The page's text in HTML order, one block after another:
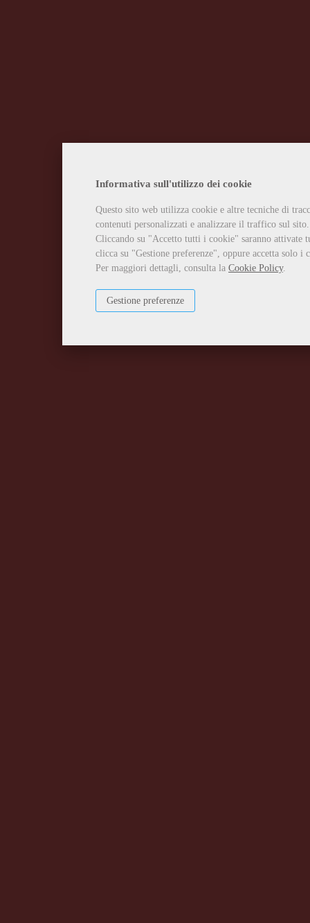
Informativa sull'utilizzo dei cookie
Questo sito web utilizza cookie e altre tecniche di
contenuti personalizzati e analizzare il traffico sul sito.
Cliccando su "Accetto tutti i cookie" saranno attivate
clicca su "Gestione preferenze", oppure accetta solo
Per maggiori dettagli, consulta la Cookie Policy.
Gestione preferenze